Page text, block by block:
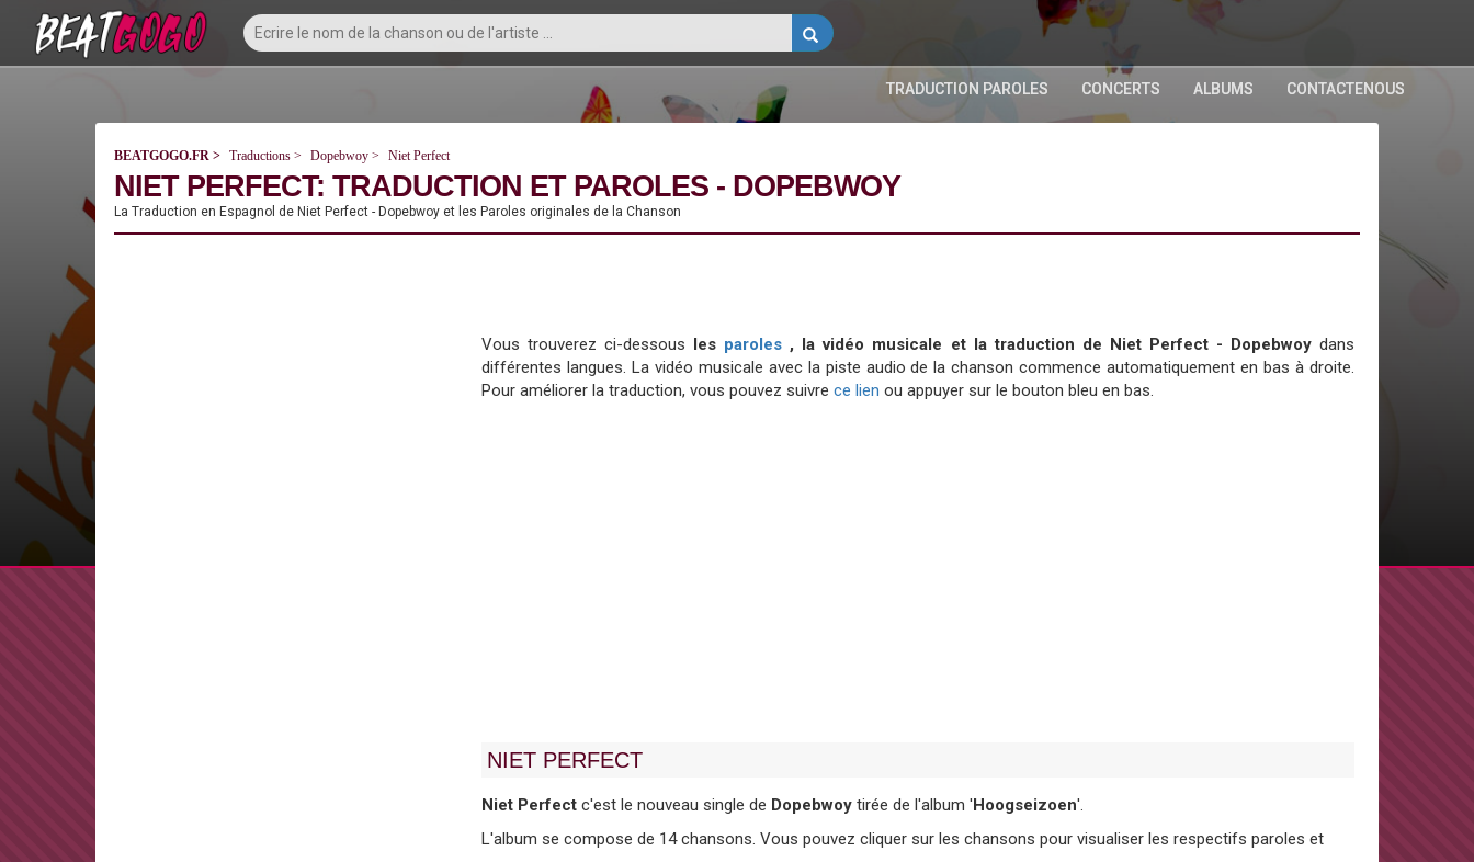
TRADUCTION PAROLES CONCERTS ALBUMS CONTACTENOUS
BEATGOGO.FR Traductions Dopebwoy Niet Perfect
NIET PERFECT: TRADUCTION ET PAROLES - DOPEBWOY
La Traduction en Espagnol de Niet Perfect - Dopebwoy et les Paroles originales de la Chanson
Vous trouverez ci-dessous les paroles , la vidéo musicale et la traduction de Niet Perfect - Dopebwoydans
différentes langues. La vidéo musicale avec la piste audio de la chanson commence automatiquement en bas à droite.
Pour améliorer la traduction, vous pouvez suivre ce lien ou appuyer sur le bouton bleu en bas.
NIET PERFECT
Niet Perfect c'est le nouveau single de Dopebwoy tirée de l'album 'Hoogseizoen'.
L'album se compose de 14 chansons. Vous pouvez cliquer sur les chansons pour visualiser les respectifs paroles et